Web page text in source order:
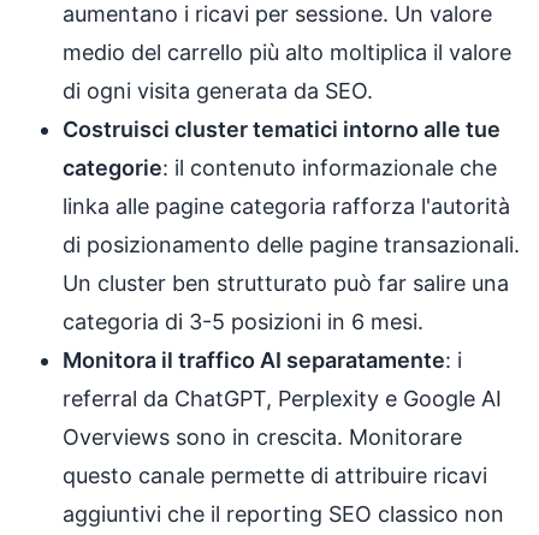
aumentano i ricavi per sessione. Un valore
medio del carrello più alto moltiplica il valore
di ogni visita generata da SEO.
Costruisci cluster tematici intorno alle tue
categorie: il contenuto informazionale che
linka alle pagine categoria rafforza l'autorità
di posizionamento delle pagine transazionali.
Un cluster ben strutturato può far salire una
categoria di 3-5 posizioni in 6 mesi.
Monitora il traffico AI separatamente: i
referral da ChatGPT, Perplexity e Google AI
Overviews sono in crescita. Monitorare
questo canale permette di attribuire ricavi
aggiuntivi che il reporting SEO classico non